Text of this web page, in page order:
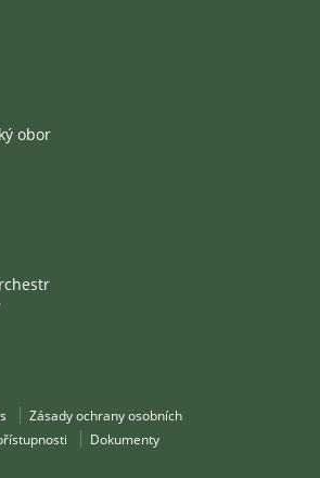
obor
Zásady ochrany osobních
Dokumenty